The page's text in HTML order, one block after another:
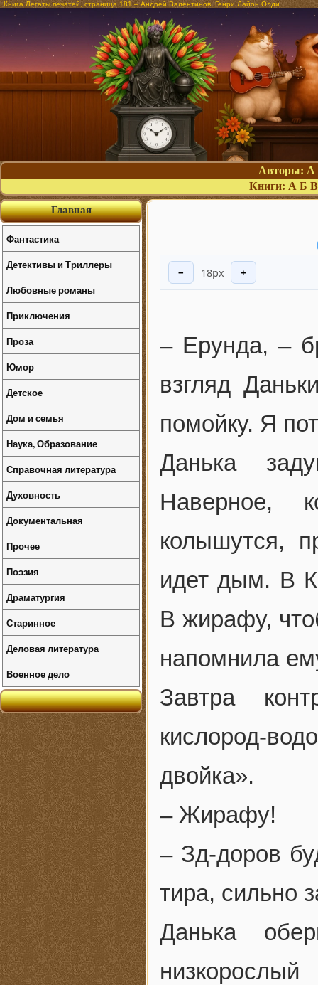
Книга Легаты печатей, страница 181 – Андрей Валентинов, Генри Лайон Олди
Авторы: А
Книги: А Б В
− 18px +
– Ерунда, –
взгляд
помойку. Я
Данька
Наверное,
колышутся,
идет дым. В
В жирафу,
напомнила
Завтра
кислород-
двойка».
– Жирафу!
– Зд-доров
тира, сильно
Данька
Главная
Фантастика
Детективы и Триллеры
Любовные романы
Приключения
Проза
Юмор
Детское
Дом и семья
Наука, Образование
Справочная литература
Духовность
Документальная
Прочее
Поэзия
Драматургия
Старинное
Деловая литература
Военное дело